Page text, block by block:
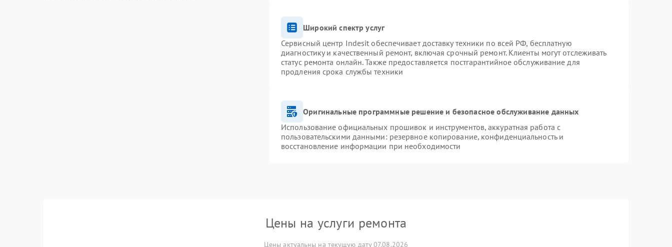
Широкий спектр услуг
Сервисный центр Indesit обеспечивает доставку техники по всей РФ, бесплатную
диагностику и качественный ремонт, включая срочный ремонт. Клиенты могут отслеживать
статус ремонта онлайн. Также предоставляется постгарантийное обслуживание для
продления срока службы техники
Оригинальные программные решение и безопасное обслуживание данных
Использование официальных прошивок и инструментов, аккуратная работа с
пользовательскими данными: резервное копирование, конфиденциальность и
восстановление информации при необходимости
Цены на услуги ремонта
Цены актуальны на текущую дату 07.08.2026